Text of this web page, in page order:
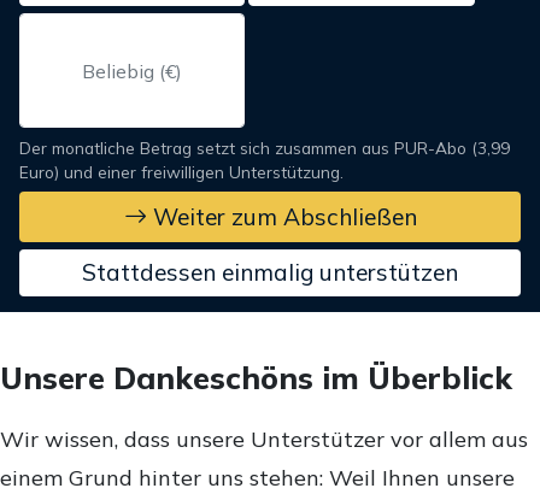
Der monatliche Betrag setzt sich zusammen aus PUR-Abo (3,99
Euro) und einer freiwilligen Unterstützung.
Weiter zum Abschließen
Stattdessen einmalig unterstützen
Unsere Dankeschöns im Überblick
Wir wissen, dass unsere Unterstützer vor allem aus
einem Grund hinter uns stehen: Weil Ihnen unsere